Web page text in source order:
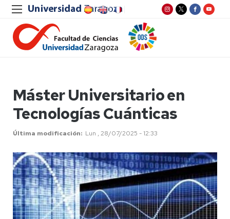
Máster Universitario en
Tecnologías Cuánticas
Última modificación Lun , 28/07/2025 - 12:33